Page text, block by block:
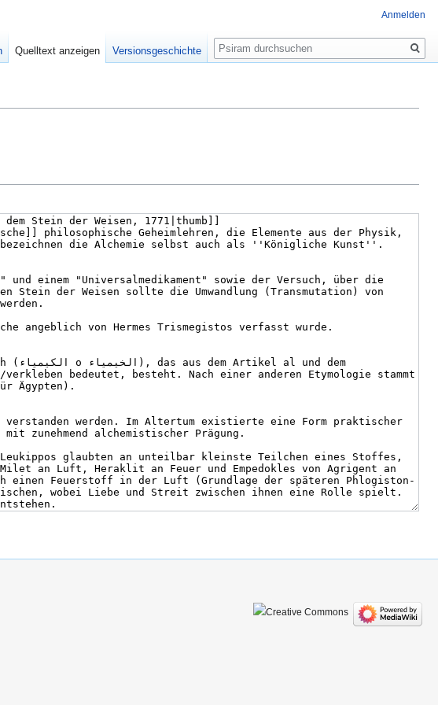
Anmelden
Quelltext anzeigen Versionsgeschichte
Suche